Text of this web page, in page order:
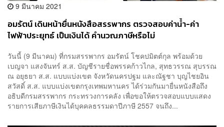
9 มีนาคม 2021
อมรัตน์ เดินหน้ายื่นหนังสือสรรพากร ตรวจสอบค่าน้ำ-ค่า
ไฟฟ้าประยุทธ์ เป็นเงินได้ คำนวณภาษีหรือไม่
วันนี้ (9 มีนาคม) ที่กรมสรรพากร อมรัตน์ โชคปมิตต์กุล พร้อมด้วย
เบญจา แสงจันทร์ ส.ส. บัญชีรายชื่อพรรคก้าวไกล, สุทธวรรณ สุบรรณ
ณ อยุธยา ส.ส. แบบแบ่งเขต จังหวัดนครปฐม และณัฐชา บุญไชยอิน
สวัสดิ์ ส.ส. แบบแบ่งเขตกรุงเทพมหานคร ได้ร่วมกันมายื่นหนังสือถึง
อธิบดีกรมสรรพากร กระทรวงการคลัง เพื่อขอให้ตรวจสอบแบบแสดง
รายการเสียภาษีเงินได้บุคคลธรรมดาปีภาษี 2557 จนถึง...